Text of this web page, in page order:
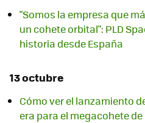
"Somos la empresa que
un cohete orbital": PLD
historia desde España
13 octubre
Cómo ver el lanzamiento
era para el megacohete